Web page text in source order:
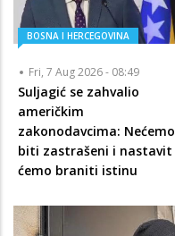
BOSNA I HERCEGOVINA
Fri, 7 Aug 2026 - 08:49
Suljagić se zahvalio
američkim
zakonodavcima: Nećemo
biti zastrašeni i nastavit
ćemo braniti istinu